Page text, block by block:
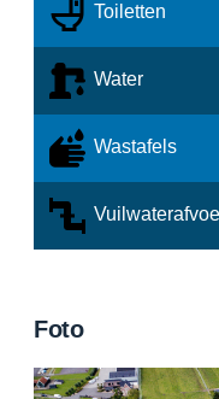
Toiletten
Water
Wastafels
Foto